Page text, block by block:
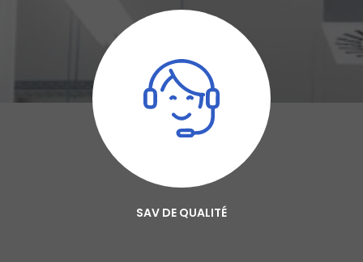
SAV DE QUALITÉ